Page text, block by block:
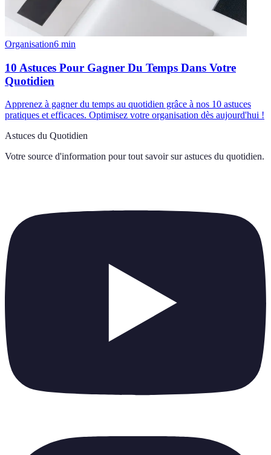
Organisation6 min
10 Astuces Pour Gagner Du Temps Dans Votre
Quotidien
Apprenez à gagner du temps au quotidien grâce à nos 10 astuces
pratiques et efficaces. Optimisez votre organisation dès aujourd'hui !
Astuces du Quotidien
Votre source d'information pour tout savoir sur astuces du quotidien.